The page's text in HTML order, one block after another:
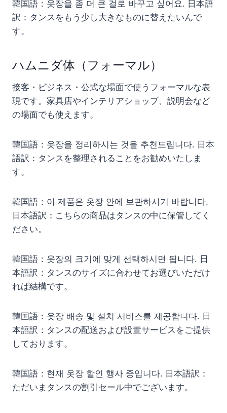
韓国語：옷장을 좀 더 큰 걸로 바꾸고 싶어요. 日本語
訳：タンスをもう少し大きなものに替えたいんで
す。
ハムニダ体（フォーマル）
接客・ビジネス・公式な場面で使うフォーマルな表
現です。家具店やインテリアショップ、説明会など
の場面でも使えます。
韓国語：옷장을 정리하시는 것을 추천드립니다. 日本
語訳：タンスを整理されることをお勧めいたしま
す。
韓国語：이 제품은 옷장 안에 보관하시기 바랍니다.
日本語訳：こちらの商品はタンスの中に保管してく
ださい。
韓国語：옷장의 크기에 맞게 선택하시면 됩니다. 日
本語訳：タンスのサイズに合わせてお選びいただけ
れば結構です。
韓国語：옷장 배송 및 설치 서비스를 제공합니다. 日
本語訳：タンスの配送および設置サービスをご提供
しております。
韓国語：현재 옷장 할인 행사 중입니다. 日本語訳：
ただいまタンスの割引セール中でございます。